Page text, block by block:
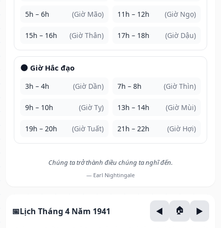
5h – 6h (Giờ Mão) 11h – 12h (Giờ Ngọ)
15h – 16h (Giờ Thân) 17h – 18h (Giờ Dậu)
🌑 Giờ Hắc đạo
3h – 4h (Giờ Dần) 7h – 8h (Giờ Thìn)
9h – 10h (Giờ Tỵ) 13h – 14h (Giờ Mùi)
19h – 20h (Giờ Tuất) 21h – 22h (Giờ Hợi)
Chúng ta trở thành điều chúng ta nghĩ đến.
— Earl Nightingale
Lịch Tháng 4 Năm 1941